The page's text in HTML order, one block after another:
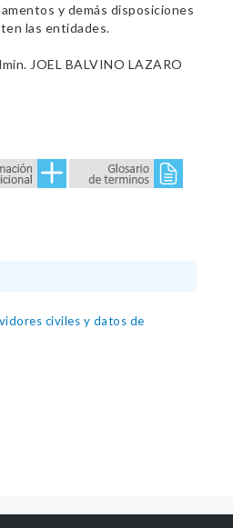
y demás disposiciones
las entidades.
JOEL BALVINO LAZARO
civiles y datos de